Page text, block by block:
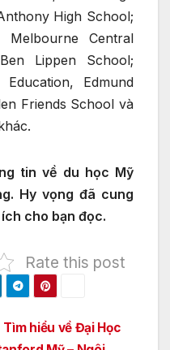
High School;
Central
Lippen School;
Edmund
Friends School và
tin về du học Mỹ
Hy vọng đã cung
cho bạn đọc.
Rate this post
Tìm hiểu về Đại Học